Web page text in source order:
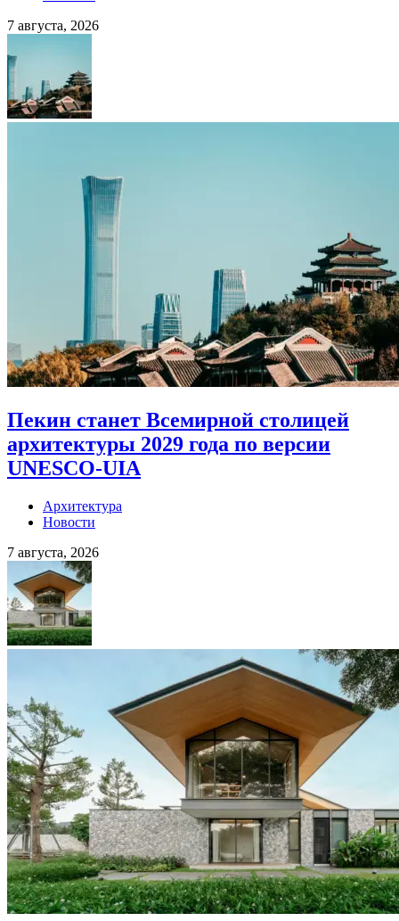
7 августа, 2026
Пекин станет Всемирной столицей
архитектуры 2029 года по версии
UNESCO-UIA
Архитектура
Новости
7 августа, 2026